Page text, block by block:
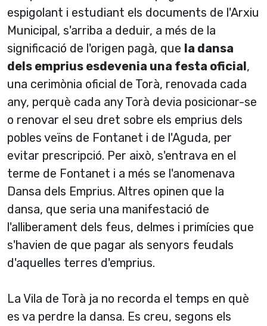
espigolant i estudiant els documents de l'Arxiu
Municipal, s'arriba a deduir, a més de la
significació de l'origen pagà, que la dansa
dels emprius esdevenia una festa oficial,
una cerimònia oficial de Torà, renovada cada
any, perquè cada any Torà devia posicionar-se
o renovar el seu dret sobre els emprius dels
pobles veïns de Fontanet i de l'Aguda, per
evitar prescripció. Per això, s'entrava en el
terme de Fontanet i a més se l'anomenava
Dansa dels Emprius. Altres opinen que la
dansa, que seria una manifestació de
l'alliberament dels feus, delmes i primí­cies que
s'havien de que pagar als senyors feudals
d'aquelles terres d'emprius.
La Vila de Torà ja no recorda el temps en què
es va perdre la dansa. Es creu, segons els